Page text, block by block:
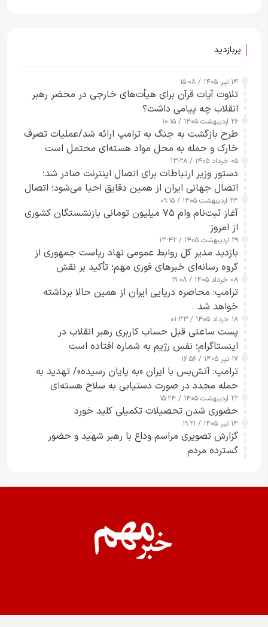
پربازدید
۱۴ تیر ۱۴۰۵ / ۱۵:۰۸
تلاوت آیات قرآن برای هیأت‌های خارجی در محضر رهبر
انقلاب چه پیامی داشت؟
۲۶ اردیبهشت ۱۴۰۵ / ۱۰:۱۵
طرح‌ بازگشت به جنگ به ترامپ ارائه شد/عملیات تصرف
خارک و حمله به محل مواد هسته‌ای محتمل است
۰۵ خرداد ۱۴۰۵ / ۱۳:۲۸
دستور وزیر ارتباطات برای اتصال اینترنت صادر شد؛
اتصال جهانی ایران از همین دقایق احیا می‌شود؛ اتصال
کامل مردم تا ۲۴ ساعت آینده
۲۴ اردیبهشت ۱۴۰۵ / ۰۹:۱۵
آغاز ثبت‌نام وام ۷۵ میلیون تومانی بازنشستگان کشوری
از امروز
۲۹ اردیبهشت ۱۴۰۵ / ۱۳:۴۲
بازدید مدیر کل روابط عمومی نهاد ریاست جمهوری از
گروه رسانه‌ای خبرهای فوری مهم؛ تأکید بر نقش
رسانه‌های هوشمند و مسئول در ارتقای آگاهی عمومی
۰۸ خرداد ۱۴۰۵ / ۱۹:۰۸
ترامپ: محاصره دریایی ایران از همین حالا برداشته
خواهد شد
۱۸ خرداد ۱۴۰۵ / ۰۱:۳۳
پست ساعتی قبل حساب کاربری رهبر انقلاب در
اینستاگرام؛ نفس رژیم به شماره افتاده است​
۱۷ تیر ۱۴۰۵ / ۱۶:۵۶
ترامپ: آتش‌بس با ایران «به پایان رسیده»/ تهدید به
حمله مجدد در صورت دستیابی به سلاح هسته‌ای
۲۲ اردیبهشت ۱۴۰۵ / ۱۵:۲۴
حضوری شدن تحصیلات تکمیلی کلید خورد
۱۴ تیر ۱۴۰۵ / ۱۹:۲۱
گزارش تصویری مراسم وداع با رهبر شهید و حضور
گسترده مردم